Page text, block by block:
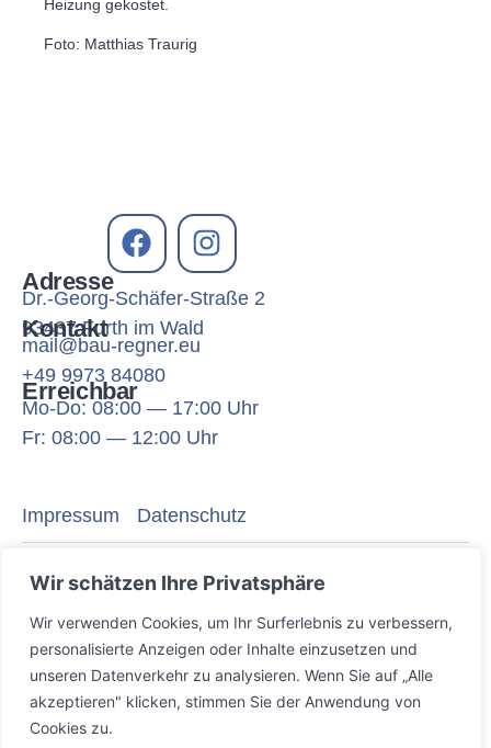
Wir schätzen Ihre Privatsphäre
Wir verwenden Cookies, um Ihr Surferlebnis zu verbessern,
personalisierte Anzeigen oder Inhalte einzusetzen und
unseren Datenverkehr zu analysieren. Wenn Sie auf „Alle
akzeptieren" klicken, stimmen Sie der Anwendung von
Cookies zu.
Heizung gekostet.
Foto: Matthias Traurig
Adresse
Dr.-Georg-Schäfer-Straße 2
93437 Furth im Wald
Kontakt
mail@bau-regner.eu
+49 9973 84080
Erreichbar
Mo-Do: 08:00 — 17:00 Uhr
Fr: 08:00 — 12:00 Uhr
Impressum Datenschutz
Ersteller der Webseite: www.fabian-stelzer.de
Projektbau Matthias Regner GmbH — 2025 All
Right Reserved
This site is not a part of the Facebook TM website or